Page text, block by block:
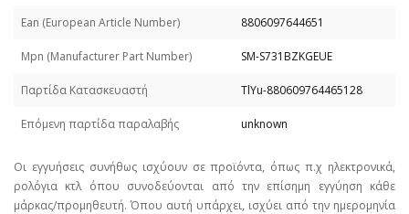
Εan (European Article Number) 8806097644651
Mpn (Manufacturer Part Number) SM-S731BZKGEUE
Παρτίδα Κατασκευαστή TlYu-880609764465128
Επόμενη παρτίδα παραλαβής unknown
Οι εγγυήσεις συνήθως ισχύουν σε προϊόντα, όπως π.χ ηλεκτρονικά,
ρολόγια κτλ όπου συνοδεύονται από την επίσημη εγγύηση κάθε
μάρκας/προμηθευτή. Όπου αυτή υπάρχει, ισχύει από την ημερομηνία